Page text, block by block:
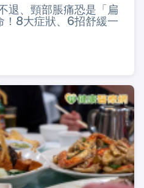
退、頸部脹痛恐是「扁
！8大症狀、6招舒緩一